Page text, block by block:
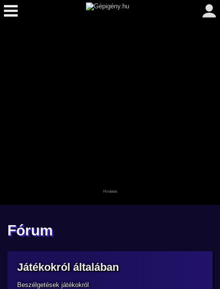
Fórum
Játékokról általában
Beszélgetések játékokról